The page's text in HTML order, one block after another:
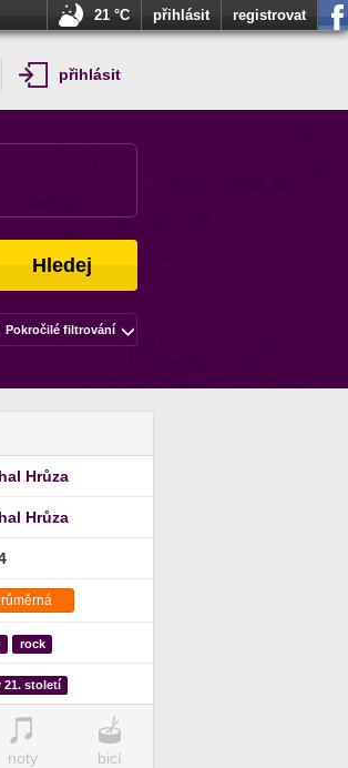
21 °C přihlásit registrovat
přihlásit
Hledej
Pokročilé filtrování
Hrůza
Hrůza
rock
21. století
noty bicí